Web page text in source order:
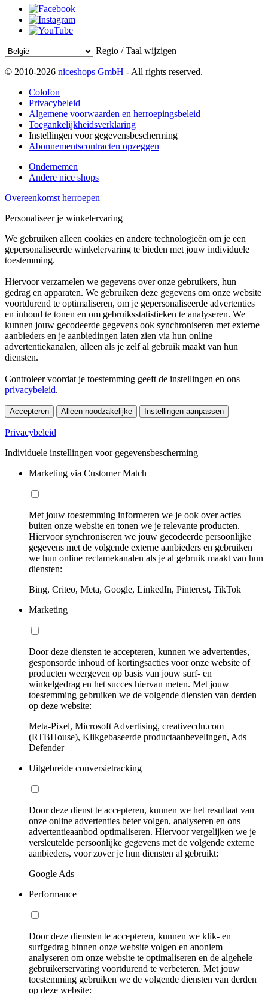
Regio / Taal wijzigen
© 2010-2026 niceshops GmbH - All rights reserved.
Colofon
Privacybeleid
Algemene voorwaarden en herroepingsbeleid
Toegankelijkheidsverklaring
Instellingen voor gegevensbescherming
Abonnementscontracten opzeggen
Ondernemen
Andere nice shops
Overeenkomst herroepen
Personaliseer je winkelervaring
We gebruiken alleen cookies en andere technologieën om je een
gepersonaliseerde winkelervaring te bieden met jouw individuele
toestemming.
Hiervoor verzamelen we gegevens over onze gebruikers, hun
gedrag en apparaten. We gebruiken deze gegevens om onze website
voortdurend te optimaliseren, om je gepersonaliseerde advertenties
en inhoud te tonen en om gebruiksstatistieken te analyseren. We
kunnen jouw gecodeerde gegevens ook synchroniseren met externe
aanbieders en je aanbiedingen laten zien via hun online
advertentiekanalen, alleen als je zelf al gebruik maakt van hun
diensten.
Controleer voordat je toestemming geeft de instellingen en ons
privacybeleid.
Accepteren Alleen noodzakelijke Instellingen aanpassen
Privacybeleid
Individuele instellingen voor gegevensbescherming
Marketing via Customer Match
Met jouw toestemming informeren we je ook over acties
buiten onze website en tonen we je relevante producten.
Hiervoor synchroniseren we jouw gecodeerde persoonlijke
gegevens met de volgende externe aanbieders en gebruiken
we hun online reclamekanalen als je al gebruik maakt van hun
diensten:
Bing, Criteo, Meta, Google, LinkedIn, Pinterest, TikTok
Marketing
Door deze diensten te accepteren, kunnen we advertenties,
gesponsorde inhoud of kortingsacties voor onze website of
producten weergeven op basis van jouw surf- en
winkelgedrag en het succes hiervan meten. Met jouw
toestemming gebruiken we de volgende diensten van derden
op deze website:
Meta-Pixel, Microsoft Advertising, creativecdn.com
(RTBHouse), Klikgebaseerde productaanbevelingen, Ads
Defender
Uitgebreide conversietracking
Door deze dienst te accepteren, kunnen we het resultaat van
onze online advertenties beter volgen, analyseren en ons
advertentieaanbod optimaliseren. Hiervoor vergelijken we je
versleutelde persoonlijke gegevens met de volgende externe
aanbieders, voor zover je hun diensten al gebruikt:
Google Ads
Performance
Door deze diensten te accepteren, kunnen we klik- en
surfgedrag binnen onze website volgen en anoniem
analyseren om onze website te optimaliseren en de algehele
gebruikerservaring voortdurend te verbeteren. Met jouw
toestemming gebruiken we de volgende diensten van derden
op deze website: